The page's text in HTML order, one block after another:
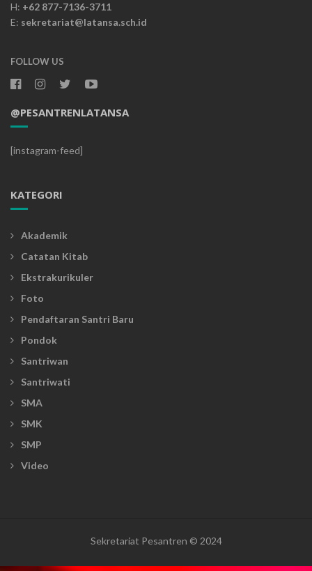
H: +62 877-7136-3711
E: sekretariat@latansa.sch.id
FOLLOW US
@PESANTRENLATANSA
[instagram-feed]
KATEGORI
Akademik
Catatan Kitab
Ekstrakurikuler
Foto
Pendaftaran Santri Baru
Pondok
Santriwan
Santriwati
SMA
SMK
SMP
Video
Sekretariat Pesantren © 2024